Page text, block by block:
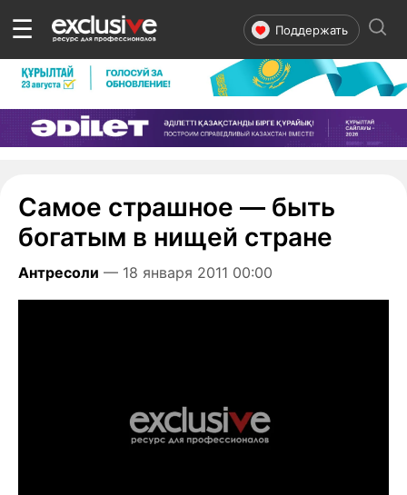
☰ Поддержать
Самое страшное — быть
богатым в нищей стране
Антресоли — 18 января 2011 00:00